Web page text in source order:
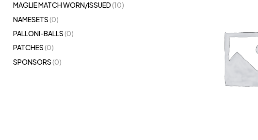
MAGLIE MATCH WORN/ISSUED(10)
NAMESETS(0)
PALLONI-BALLS(0)
PATCHES(0)
SPONSORS(0)